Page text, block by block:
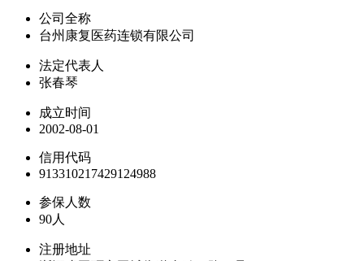
公司全称
台州康复医药连锁有限公司
法定代表人
张春琴
成立时间
2002-08-01
信用代码
913310217429124988
参保人数
90人
注册地址